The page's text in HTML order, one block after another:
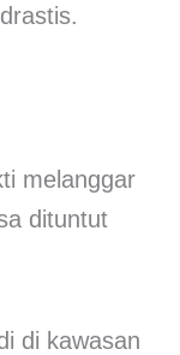
melanggar
dituntut
di kawasan